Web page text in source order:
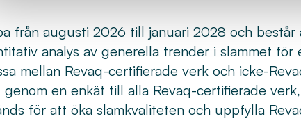
från augusti 2026 till januari 2028 och
analys av generella trender i slammet
mellan Revaq-certifierade verk och icke-
en enkät till alla Revaq-certifierade
för att öka slamkvaliteten och uppfylla